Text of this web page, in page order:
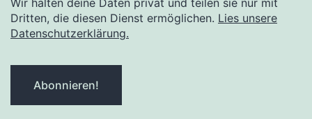
Dritten, die diesen Dienst ermöglichen. Lies unsere
Datenschutzerklärung.